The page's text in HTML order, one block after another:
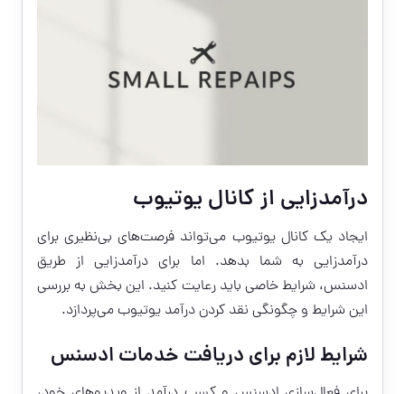
درآمدزایی از کانال یوتیوب
ایجاد یک کانال یوتیوب می‌تواند فرصت‌های بی‌نظیری برای
درآمدزایی به شما بدهد. اما برای درآمدزایی از طریق
ادسنس، شرایط خاصی باید رعایت کنید. این بخش به بررسی
این شرایط و چگونگی نقد کردن درآمد یوتیوبمی‌پردازد.
شرایط لازم برای دریافت خدمات ادسنس